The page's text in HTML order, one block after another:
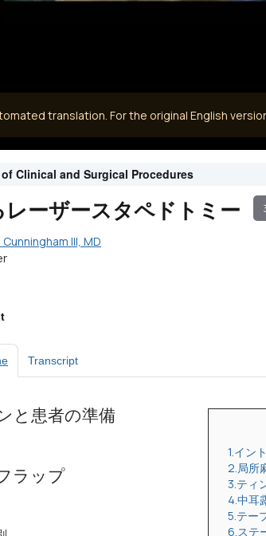
translation. For the original English
Clinical and Surgical Procedures
ーザースタペドトミー
Cunningham III, MD
Transcript
1.イン
2.局所
3.ティ
4.中耳
5.テー
6.ステ
と患者の準備
ラップ